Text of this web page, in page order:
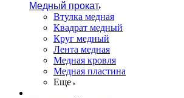
Медный прокат
Втулка медная
Квадрат медный
Круг медный
Лента медная
Медная кровля
Медная пластина
Еще